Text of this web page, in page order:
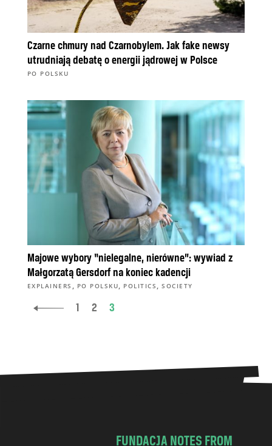
Czarne chmury nad Czarnobylem. Jak fake newsy
utrudniają debatę o energii jądrowej w Polsce
PO POLSKU
Majowe wybory “nielegalne, nierówne”: wywiad z
Małgorzatą Gersdorf na koniec kadencji
EXPLAINERS , PO POLSKU, POLITICS ,SOCIETY
1 2 3
FUNDACJA NOTES FROM